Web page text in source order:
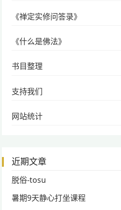
《禅定实修问答录》
《什么是佛法》
书目整理
支持我们
网站统计
近期文章
脱俗-tosu
暑期9天静心打坐课程